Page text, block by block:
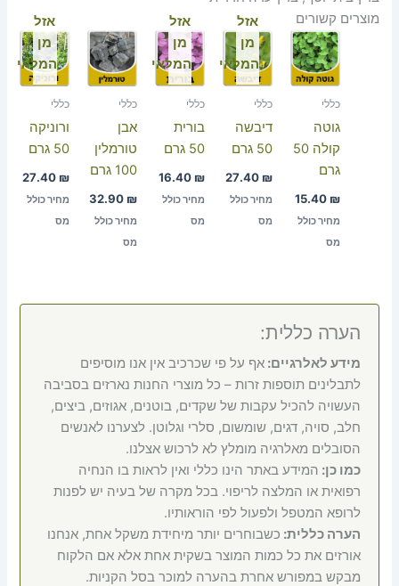
מוצרים קשורים
כללי
גוטה
קולה 50
גרם
15.40 ₪
מחיר כולל
מס
אזל
מן
המלאי
כללי
דיבשה
50 גרם
27.40 ₪
מחיר כולל
מס
אזל
מן
המלאי
כללי
בורית
50 גרם
16.40 ₪
מחיר כולל
מס
כללי
אבן
טורמלין
100 גרם
32.90 ₪
מחיר כולל
מס
אזל
מן
המלאי
כללי
ורוניקה
50 גרם
27.40 ₪
מחיר כולל
מס
הערה כללית:
מידע לאלרגיים:אף על פי שכרכיב אין אנו מוסיפים
לתבלינים תוספות זרות – כל מוצרי החנות נארזים בסביבה
העשויה להכיל עקבות של שקדים, בוטנים, אגוזים, ביצים,
חלב, סויה, דגים, שומשום, סלרי וגלוטן. לצערנו לאנשים
הסובלים מאלרגיה מומלץ לא לרכוש אצלנו.
כמו כן: המידע באתר הינו כללי ואין לראות בו הנחיה
רפואית או המלצה לריפוי. בכל מקרה של בעיה יש לפנות
לרופא המטפל ולפעול לפי הוראותיו.
הערה כללית: כשבוחרים יותר מיחידת משקל אחת, אנחנו
אורזים את כל כמות המוצר בשקית אחת אלא אם הלקוח
מבקש במפורש אחרת בהערה למוכר בסל הקניות.